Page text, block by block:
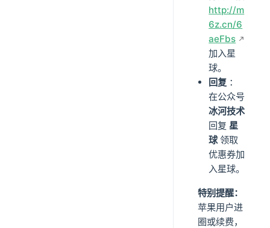
http://m
6z.cn/6
aeFbs
加入星
球。
回复 ：
在公众号
冰河技术
回复 星
球领取
优惠券加
入星球。
特别提醒：
苹果用户进
圈或续费，